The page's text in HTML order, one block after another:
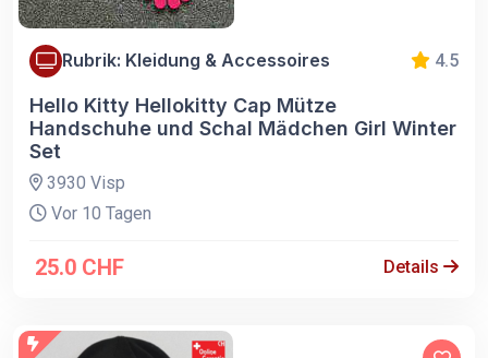
Rubrik: Kleidung & Accessoires 4.5
Hello Kitty Hellokitty Cap Mütze
Handschuhe und Schal Mädchen Girl Winter
Set
3930 Visp
Vor 10 Tagen
25.0 CHF Details